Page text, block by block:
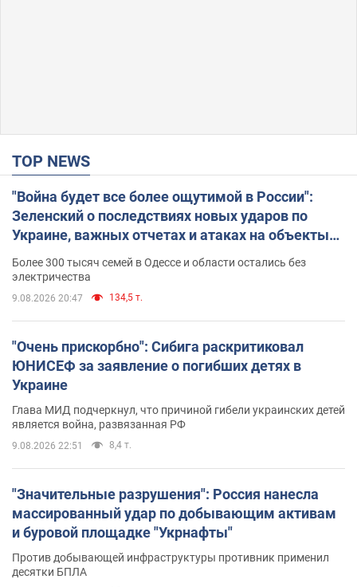
TOP NEWS
"Война будет все более ощутимой в России":
Зеленский о последствиях новых ударов по
Украине, важных отчетах и атаках на объекты
противника. Видео
Более 300 тысяч семей в Одессе и области остались без
электричества
9.08.2026 20:47 134,5 т.
"Очень прискорбно": Сибига раскритиковал
ЮНИСЕФ за заявление о погибших детях в
Украине
Глава МИД подчеркнул, что причиной гибели украинских детей
является война, развязанная РФ
9.08.2026 22:51 8,4 т.
"Значительные разрушения": Россия нанесла
массированный удар по добывающим активам
и буровой площадке "Укрнафты"
Против добывающей инфраструктуры противник применил
десятки БПЛА